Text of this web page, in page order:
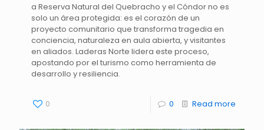
a Reserva Natural del Quebracho y el Cóndor no es
solo un área protegida: es el corazón de un
proyecto comunitario que transforma tragedia en
conciencia, naturaleza en aula abierta, y visitantes
en aliados. Laderas Norte lidera este proceso,
apostando por el turismo como herramienta de
desarrollo y resiliencia.
0 0 Read more